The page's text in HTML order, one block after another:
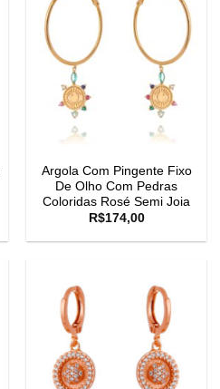
Argola Com Pingente Fixo
De Olho Com Pedras
Coloridas Rosé Semi Joia
R$174,00